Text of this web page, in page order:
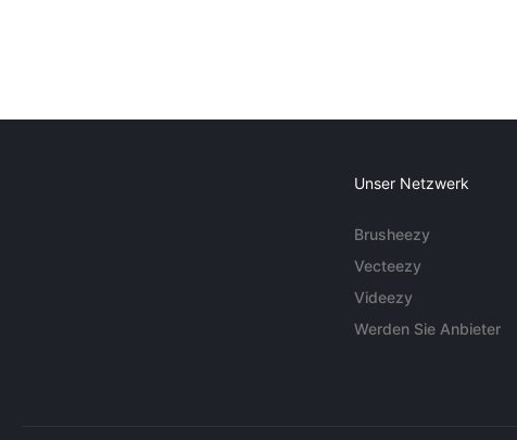
Unser Netzwerk
Brusheezy
Vecteezy
Videezy
Werden Sie Anbieter